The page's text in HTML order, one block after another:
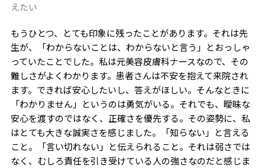
えたい
もうひとつ、とても印象に残ったことがあります。それは先
生が、「わからないことは、わからないと言う」とおっしゃ
っていたことでした。私は元美容皮膚科ナースなので、その
難しさがよくわかります。患者さんは不安を抱えて来院され
ます。できれば安心したいし、答えがほしい。そんなときに
「わかりません」というのは勇気がいる。それでも、曖昧な
安心を渡すのではなく、正確さを優先する。その姿勢に、私
はとても大きな誠実さを感じました。「知らない」と言える
こと。「言い切れない」と伝えられること。それは弱さでは
なく、むしろ責任を引き受けている人の強さなのだと感じま